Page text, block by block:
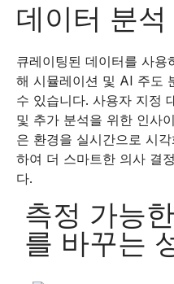
데이터 분석
큐레이팅된 데이터를 사
해 시뮬레이션 및 AI 주도
수 있습니다. 사용자 지정
및 추가 분석을 위한 인사
은 환경을 실시간으로 시
하여 더 스마트한 의사 결
다.
측정 가능
를 바꾸는